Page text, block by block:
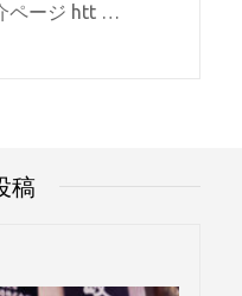
ページ htt …
稿